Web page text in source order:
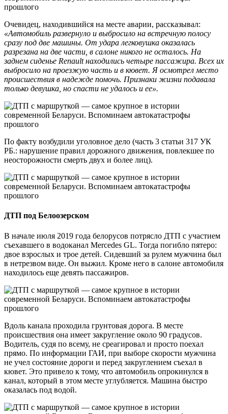
Очевидец, находившийся на месте аварии, рассказывал:
«Автомобиль развернуло и выбросило на встречную полосу
сразу под две машины. От удара легковушка оказалась
разрезана на две части, в салоне никого не осталось. На
заднем сиденье Renault находились четыре пассажира. Всех их
выбросило на проезжую часть и в кювет. Я осмотрел место
происшествия в надежде помочь. Признаки жизни подавала
только девушка, но спасти не удалось и ее».
По факту возбудили уголовное дело (часть 3 статьи 317 УК
РБ.: нарушение правил дорожного движения, повлекшее по
неосторожности смерть двух и более лиц).
ДТП под Белоозерском
В начале июля 2019 года белорусов потрясло ДТП с участием
съехавшего в водоканал Mercedes GL. Тогда погибло пятеро:
двое взрослых и трое детей. Сидевший за рулем мужчина был
в нетрезвом виде. Он выжил. Кроме него в салоне автомобиля
находилось еще девять пассажиров.
Вдоль канала проходила грунтовая дорога. В месте
происшествия она имеет закругление около 90 градусов.
Водитель, судя по всему, не среагировал и просто поехал
прямо. По информации ГАИ, при выборе скорости мужчина
не учел состояние дороги и перед закруглением съехал в
кювет. Это привело к тому, что автомобиль опрокинулся в
канал, который в этом месте углубляется. Машина быстро
оказалась под водой.